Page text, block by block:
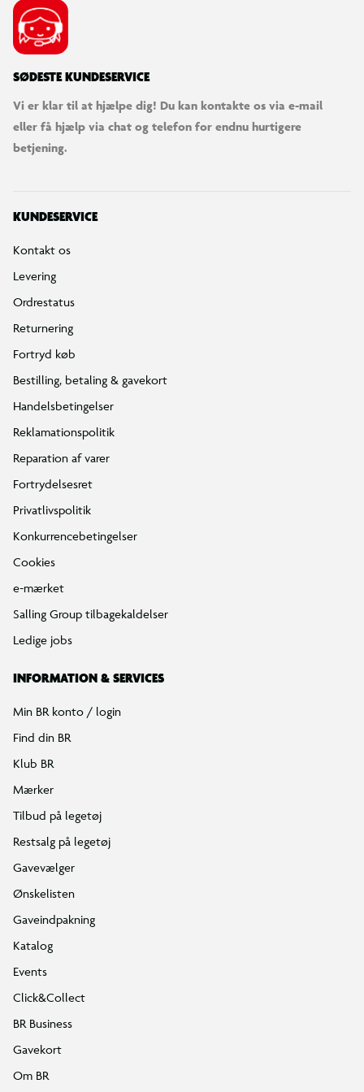
SØDESTE KUNDESERVICE
Vi er klar til at hjælpe dig! Du kan kontakte os via e-mail
eller få hjælp via chat og telefon for endnu hurtigere
betjening.
KUNDESERVICE
Kontakt os
Levering
Ordrestatus
Returnering
Fortryd køb
Bestilling, betaling & gavekort
Handelsbetingelser
Reklamationspolitik
Reparation af varer
Fortrydelsesret
Privatlivspolitik
Konkurrencebetingelser
Cookies
e-mærket
Salling Group tilbagekaldelser
Ledige jobs
INFORMATION & SERVICES
Min BR konto / login
Find din BR
Klub BR
Mærker
Tilbud på legetøj
Restsalg på legetøj
Gavevælger
Ønskelisten
Gaveindpakning
Katalog
Events
Click&Collect
BR Business
Gavekort
Om BR